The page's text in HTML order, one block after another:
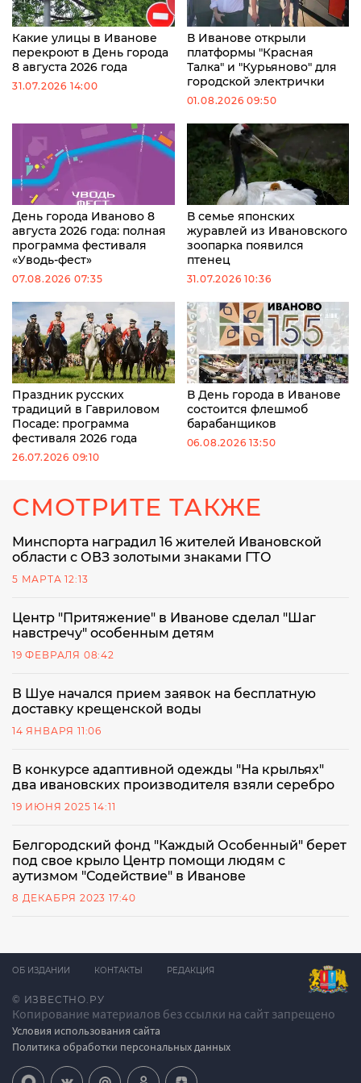
Какие улицы в Иванове
перекроют в День города
8 августа 2026 года
31.07.2026 14:00
В Иванове открыли
платформы "Красная
Талка" и "Курьяново" для
городской электрички
01.08.2026 09:50
День города Иваново 8
августа 2026 года: полная
программа фестиваля
«Уводь-фест»
07.08.2026 07:35
В семье японских
журавлей из Ивановского
зоопарка появился
птенец
31.07.2026 10:36
Праздник русских
традиций в Гавриловом
Посаде: программа
фестиваля 2026 года
26.07.2026 09:10
В День города в Иванове
состоится флешмоб
барабанщиков
06.08.2026 13:50
СМОТРИТЕ ТАКЖЕ
Минспорта наградил 16 жителей Ивановской
области с ОВЗ золотыми знаками ГТО
5 МАРТА 12:13
Центр "Притяжение" в Иванове сделал "Шаг
навстречу" особенным детям
19 ФЕВРАЛЯ 08:42
В Шуе начался прием заявок на бесплатную
доставку крещенской воды
14 ЯНВАРЯ 11:06
В конкурсе адаптивной одежды "На крыльях"
два ивановских производителя взяли серебро
19 ИЮНЯ 2025 14:11
Белгородский фонд "Каждый Особенный" берет
под свое крыло Центр помощи людям с
аутизмом "Содействие" в Иванове
8 ДЕКАБРЯ 2023 17:40
© ИЗВЕСТНО.РУ
Копирование материалов без ссылки на сайт запрещено
Условия использования сайта
Политика обработки персональных данных
ОБ ИЗДАНИИ КОНТАКТЫ РЕДАКЦИЯ